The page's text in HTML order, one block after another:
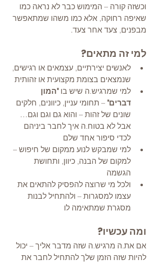
וכשזה קורה – המימוש כבר לא נראה כמו
שאיפה רחוקה, אלא כמו משהו שמתאפשר
מבפנים, צעד אחר צעד.
למי זה מתאים?
לאנשים יצירתיים, עצמאים או רגישים,
שנמצאים בצומת מקצועית או זהותית
למי שמרגיש.ה שיש בו "המון
דברים" – תחומי עניין, כיוונים, חלקים
שונים של זהות – והוא גם וגם וגם…
אבל לא בטוח.ה איך לחבר ביניהם
לכדי סיפור אחד שלם
למי שמבקש לנוע ממקום של חיפוש –
למקום של הבנה, כיוון, ותחושת
הגשמה
ולכל מי שרוצה להפסיק להתאים את
עצמו למסגרות – ולהתחיל לבנות
מסגרת שמתאימה לו
ומה עכשיו?
אם את.ה מרגיש.ה שזה מדבר אליך – יכול
להיות שזה הזמן שלך להתחיל לחבר את